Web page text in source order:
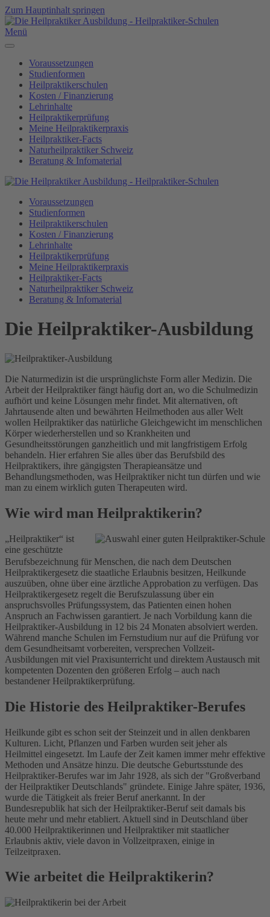
Zum Hauptinhalt springen
Menü
Voraussetzungen
Studienformen
Heilpraktikerschulen
Kosten / Finanzierung
Lehrinhalte
Heilpraktikerprüfung
Meine Heilpraktikerpraxis
Heilpraktiker-Facts
Naturheilpraktiker Schweiz
Beratung & Infomaterial
Voraussetzungen
Studienformen
Heilpraktikerschulen
Kosten / Finanzierung
Lehrinhalte
Heilpraktikerprüfung
Meine Heilpraktikerpraxis
Heilpraktiker-Facts
Naturheilpraktiker Schweiz
Beratung & Infomaterial
Die Heilpraktiker-Ausbildung
Die Naturmedizin ist die ursprünglichste Form aller Medizin. Die
Arbeit der Heilpraktiker fängt häufig dort an, wo die Schulmedizin
aufhört und keine Lösungen mehr findet. Mit alternativen, oft
Jahrtausende alten und bewährten Heilmethoden aus aller Welt
wollen Heilpraktiker das natürliche Gleichgewicht im menschlichen
Körper wiederherstellen und so Krankheiten und
Gesundheitsstörungen ganzheitlich und mit langfristigem Erfolg
behandeln. Hier erfahren Sie alles über das Berufsbild des
Heilpraktikers, ihre gängigsten Therapieansätze und
Behandlungsmethoden, was Heilpraktiker nicht tun dürfen und wie
man zu einem wirklich guten Therapeuten wird.
Wie wird man Heilpraktikerin?
„Heilpraktiker“ ist
eine geschützte
Berufsbezeichnung für Menschen, die nach dem Deutschen
Heilpraktikergesetz die staatliche Erlaubnis besitzen, Heilkunde
auszuüben, ohne über eine ärztliche Approbation zu verfügen. Das
Heilpraktikergesetz regelt die Berufszulassung über ein
anspruchsvolles Prüfungssystem, das Patienten einen hohen
Anspruch an Fachwissen garantiert. Je nach Vorbildung kann die
Heilpraktiker-Ausbildung in 12 bis 24 Monaten absolviert werden.
Während manche Schulen im Fernstudium nur auf die Prüfung vor
dem Gesundheitsamt vorbereiten, versprechen Vollzeit-
Ausbildungen mit viel Praxisunterricht und direktem Austausch mit
kompetenten Dozenten den größeren Erfolg – auch nach
bestandener Heilpraktikerprüfung.
Die Historie des Heilpraktiker-Berufes
Heilkunde gibt es schon seit der Steinzeit und in allen denkbaren
Kulturen. Licht, Pflanzen und Farben wurden seit jeher als
Heilmittel eingesetzt. Im Laufe der Zeit kamen immer mehr effektive
Methoden und Ansätze hinzu. Die deutsche Geburtsstunde des
Heilpraktiker-Berufes war im Jahr 1928, als sich der "Großverband
der Heilpraktiker Deutschlands" gründete. Einige Jahre später, 1936,
wurde die Tätigkeit als freier Beruf anerkannt. In der
Bundesrepublik hat sich der Heilpraktiker-Beruf seit damals bis
heute mehr und mehr etabliert. Aktuell sind in Deutschland über
40.000 Heilpraktikerinnen und Heilpraktiker mit staatlicher
Erlaubnis aktiv, viele davon in Vollzeitpraxen, einige in
Teilzeitpraxen.
Wie arbeitet die Heilpraktikerin?